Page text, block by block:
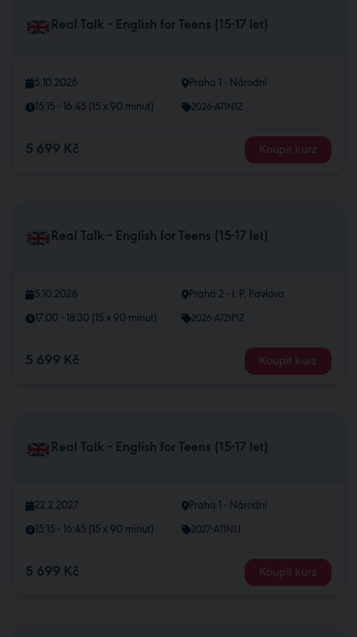
Real Talk – English for Teens (15-17 let)
5.10.2026 Praha 1 - Národní
15:15 - 16:45 (15 x 90 minut) 2026-AT1N1Z
5 699 Kč Koupit kurz
Real Talk – English for Teens (15-17 let)
5.10.2026 Praha 2 - I. P. Pavlova
17:00 - 18:30 (15 x 90 minut) 2026-AT2IP1Z
5 699 Kč Koupit kurz
Real Talk – English for Teens (15-17 let)
22.2.2027 Praha 1 - Národní
15:15 - 16:45 (15 x 90 minut) 2027-AT1N1J
5 699 Kč Koupit kurz